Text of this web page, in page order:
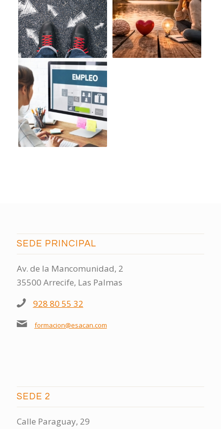
SEDE PRINCIPAL
Av. de la Mancomunidad, 2
35500 Arrecife, Las Palmas
928 80 55 32
formacion@esacan.com
SEDE 2
Calle Paraguay, 29